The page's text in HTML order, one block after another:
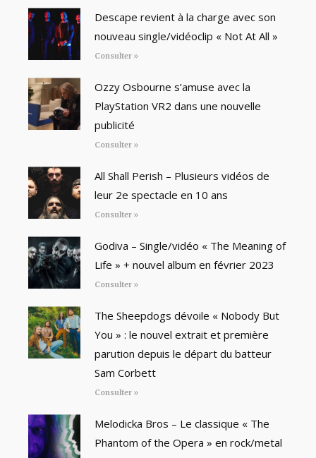
Descape revient à la charge avec son
nouveau single/vidéoclip « Not At All »
Consulter »
Ozzy Osbourne s’amuse avec la
PlayStation VR2 dans une nouvelle
publicité
Consulter »
All Shall Perish – Plusieurs vidéos de
leur 2e spectacle en 10 ans
Consulter »
Godiva – Single/vidéo « The Meaning of
Life » + nouvel album en février 2023
Consulter »
The Sheepdogs dévoile « Nobody But
You » : le nouvel extrait et première
parution depuis le départ du batteur
Sam Corbett
Consulter »
Melodicka Bros – Le classique « The
Phantom of the Opera » en rock/metal